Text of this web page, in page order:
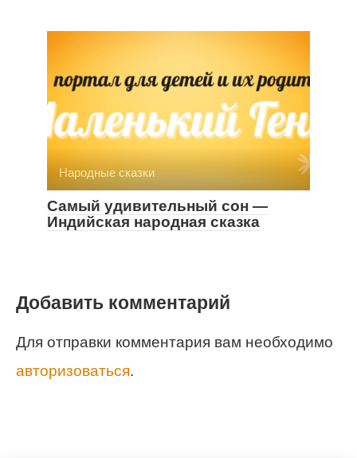
Народные сказки
Самый удивительный сон —
Индийская народная сказка
Добавить комментарий
Для отправки комментария вам необходимо
авторизоваться.